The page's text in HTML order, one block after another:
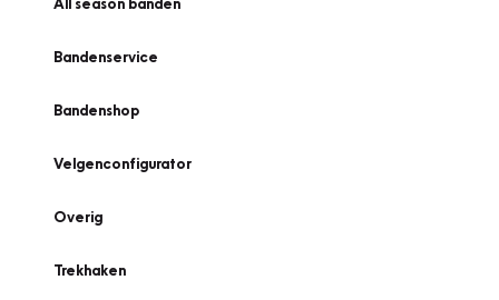
Bandenservice
Bandenshop
Velgenconfigurator
Overig
Trekhaken